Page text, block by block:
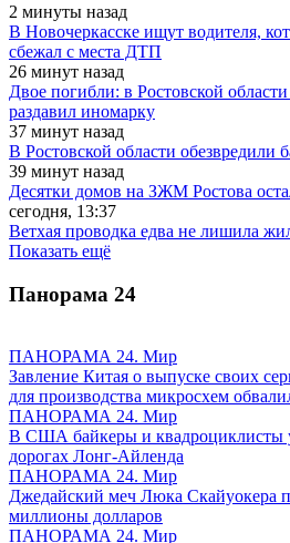
2 минуты назад
В Новочеркасске ищут водителя,
сбежал с места ДТП
26 минут назад
Двое погибли: в Ростовской
раздавил иномарку
37 минут назад
В Ростовской области обезвредили
39 минут назад
Десятки домов на ЗЖМ Ростова
сегодня, 13:37
Ветхая проводка едва не лишила
Показать ещё
Панорама 24
ПАНОРАМА 24. Мир
Завление Китая о выпуске своих
для производства микросхем
ПАНОРАМА 24. Мир
В США байкеры и квадроциклисты
дорогах Лонг-Айленда
ПАНОРАМА 24. Мир
Джедайский меч Люка Скайуокера
миллионы долларов
ПАНОРАМА 24. Мир